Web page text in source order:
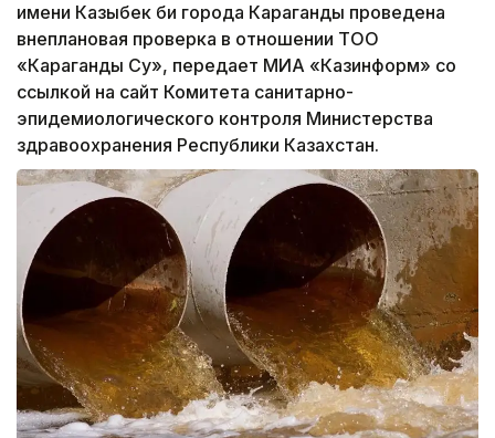
имени Казыбек би города Караганды проведена
внеплановая проверка в отношении ТОО
«Караганды Су», передает МИА «Казинформ» со
ссылкой на сайт Комитета санитарно-
эпидемиологического контроля Министерства
здравоохранения Республики Казахстан.